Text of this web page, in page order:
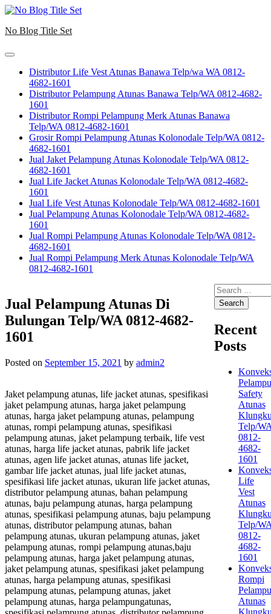
Skip
content
No Blog Title Set
Distributor Life Vest Atunas Banawa Telp/wa WA 0812-
4682-1601
Distributor Pelampung Atunas Banawa Telp/WA 0812-4682-
1601
Distributor Rompi Pelampung Merk Atunas Banawa
Telp/WA 0812-4682-1601
Grosir Rompi Pelampung Atunas Kolonodale Telp/WA 0812-
4682-1601
Jual Jaket Pelampung Atunas Kolonodale Telp/WA 0812-
4682-1601
Jual Life Jacket Atunas Kolonodale Telp/WA 0812-4682-
1601
Jual Life Vest Atunas Kolonodale Telp/WA 0812-4682-1601
Jual Pelampung Atunas Kolonodale Telp/WA 0812-4682-
1601
Jual Rompi Pelampung Atunas Kolonodale Telp/WA 0812-
4682-1601
Jual Rompi Pelampung Merk Atunas Kolonodale Telp/WA
0812-4682-1601
Jual Pelampung Atunas Di
Bulungan Telp/WA 0812-4682-
1601
Posted on September 15, 2021 by admin2
Jaket pelampung atunas, life jacket atunas, spesifikasi
jaket pelampung atunas, harga jaket pelampung
atunas, harga jaket pelampung atunas, pelampung
atunas, rompi pelampung atunas, spesifikasi
pelampung atunas, jaket pelampung terbaik, life vest
atunas, harga life jacket atunas, pabrik life jacket
atunas, agen life jacket atunas, atunas life jacket,
gambar life jacket atunas, jual life jacket atunas,
spesifikasi life jacket atunas, ukuran life jacket atunas,
distributor pelampung atunas, bahan pelampung
atunas, baju pelampung atunas, harga pelampung
atunas, spesifikasi pelampung atunas, baju pelampung
atunas, distributor pelampung atunas, bahan
pelampung atunas, ukuran pelampung atunas, jaket
pelampung atunas, rompi pelampung atunas,baju
pelampung atunas, harga jaket pelampung atunas,
jaket pelampung atunas, spesifikasi jaket pelampung
atunas, harga pelampung atunas, spesifikasi
pelampung atunas, pelampung atunas, jaket
pelampung atunas, harga pelampungatunas,
Search
for:
Recent
Posts
Safety
Atunas
Telp/
0812-
4682-
1601
Life
Vest
Atunas
Telp/
0812-
4682-
1601
Rompi
Atunas